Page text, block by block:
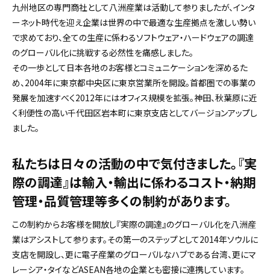
九州地区の専門商社として八洲産業は活動して参りましたが、インタ
ーネット時代を迎え企業は世界の中で最適な生産拠点を激しい勢い
で求めており、全ての生産に係わるソフトウェア・ハードウェアの調達
のグローバル化に挑戦する必然性を痛感しました。
その一歩として日本各地のお客様とコミュニケーションを深めるた
め、2004年に東京都中央区に東京営業所を開設。首都圏での事業の
発展を加速すべく2012年にはオフィス規模を拡張。神田、秋葉原に近
く利便性の高い千代田区岩本町に東京支店としてバージョンアップし
ました。
私たちは日々の活動の中で気付きました。『実
際の調達』は輸入・輸出に係わるコスト・納期
管理・品質管理等多くの制約があります。
この制約からお客様を開放し『実際の調達』のグローバル化を八洲産
業はアシストして参ります。その第一のステップとして2014年ソウルに
支店を開設し、更に電子産業のグローバルなハブである台湾、更にマ
レーシア・タイなどASEAN各地の企業とも密接に連携しています。